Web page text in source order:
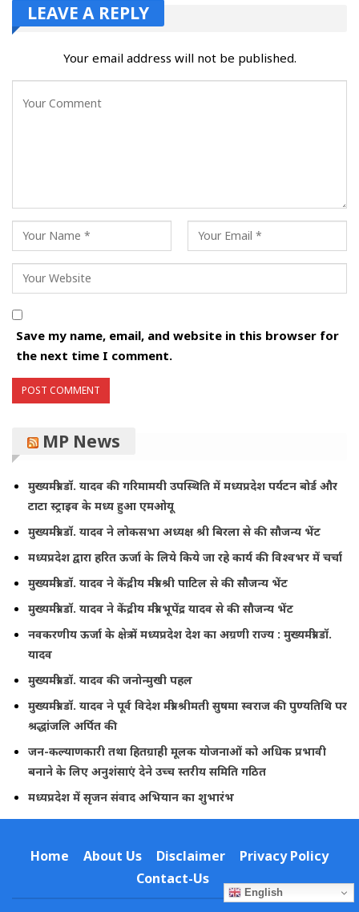
LEAVE A REPLY
Your email address will not be published.
Save my name, email, and website in this browser for
the next time I comment.
MP News
मुख्यमंत्री डॉ. यादव की गरिमामयी उपस्थिति में मध्यप्रदेश पर्यटन बोर्ड और
टाटा स्ट्राइव के मध्य हुआ एमओयू
मुख्यमंत्री डॉ. यादव ने लोकसभा अध्यक्ष श्री बिरला से की सौजन्य भेंट
मध्यप्रदेश द्वारा हरित ऊर्जा के लिये किये जा रहे कार्य की विश्वभर में चर्चा
मुख्यमंत्री डॉ. यादव ने केंद्रीय मंत्री श्री पाटिल से की सौजन्य भेंट
मुख्यमंत्री डॉ. यादव ने केंद्रीय मंत्री भूपेंद्र यादव से की सौजन्य भेंट
नवकरणीय ऊर्जा के क्षेत्र में मध्यप्रदेश देश का अग्रणी राज्य : मुख्यमंत्री डॉ.
यादव
मुख्यमंत्री डॉ. यादव की जनोन्मुखी पहल
मुख्यमंत्री डॉ. यादव ने पूर्व विदेश मंत्री श्रीमती सुषमा स्वराज की पुण्यतिथि पर
श्रद्धांजलि अर्पित की
जन-कल्याणकारी तथा हितग्राही मूलक योजनाओं को अधिक प्रभावी
बनाने के लिए अनुशंसाएं देने उच्च स्तरीय समिति गठित
मध्यप्रदेश में सृजन संवाद अभियान का शुभारंभ
Home About Us Disclaimer
Privacy Policy
Contact-Us
English